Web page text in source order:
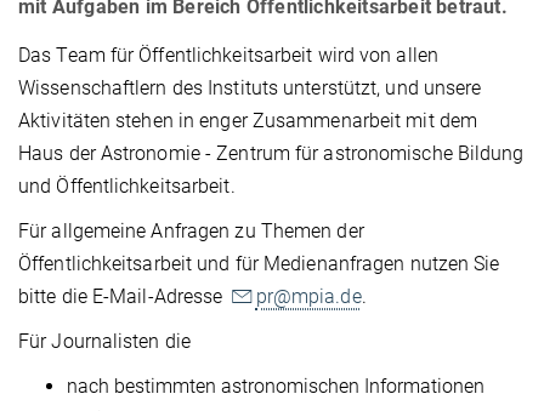
mit Aufgaben im Bereich Öffentlichkeitsarbeit betraut.
Das Team für Öffentlichkeitsarbeit wird von allen
Wissenschaftlern des Instituts unterstützt, und unsere
Aktivitäten stehen in enger Zusammenarbeit mit dem
Haus der Astronomie - Zentrum für astronomische Bildung
und Öffentlichkeitsarbeit.
Für allgemeine Anfragen zu Themen der
Öffentlichkeitsarbeit und für Medienanfragen nutzen Sie
bitte die E-Mail-Adresse
pr@mpia.de.
Für Journalisten die
nach bestimmten astronomischen Informationen